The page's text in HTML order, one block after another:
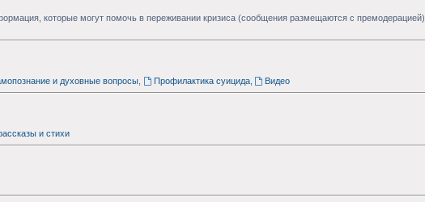
которые могут помочь в переживании кризиса (сообщения размещаются с премодерацией)
и духовные вопросы, Профилактика суицида, Видео
и стихи